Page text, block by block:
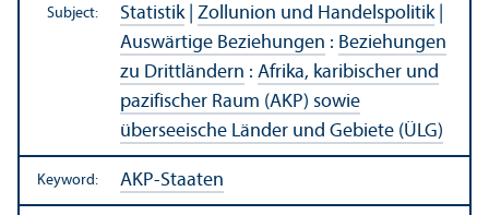
Subject: Statistik| Zollunion und Handelspolitik|
Auswärtige Beziehungen : Beziehungen
zu Drittländern : Afrika, karibischer und
pazifischer Raum (AKP) sowie
überseeische Länder und Gebiete (ÜLG)
Keyword: AKP-Staaten